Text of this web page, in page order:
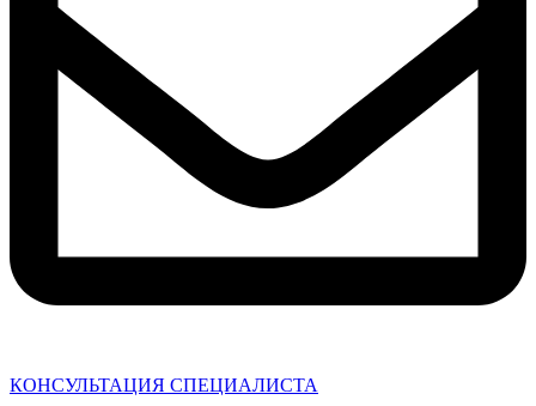
КОНСУЛЬТАЦИЯ СПЕЦИАЛИСТА